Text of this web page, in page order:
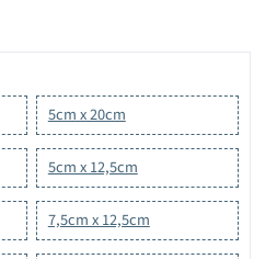
5cm x 20cm
5cm x 12,5cm
7,5cm x 12,5cm